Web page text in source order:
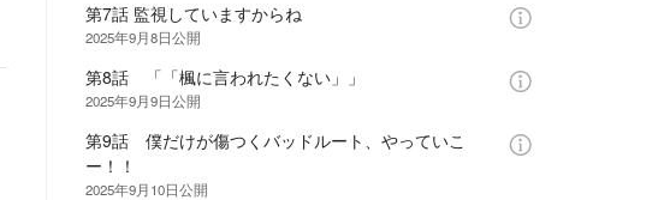
第7話 監視していますからね
2025年9月8日公開
第8話 「「楓に言われたくない」」
2025年9月9日公開
第9話 僕だけが傷つくバッドルート、やっていこ
ー！！
2025年9月10日公開